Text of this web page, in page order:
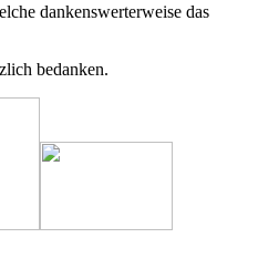
dankenswerterweise das
bedanken.